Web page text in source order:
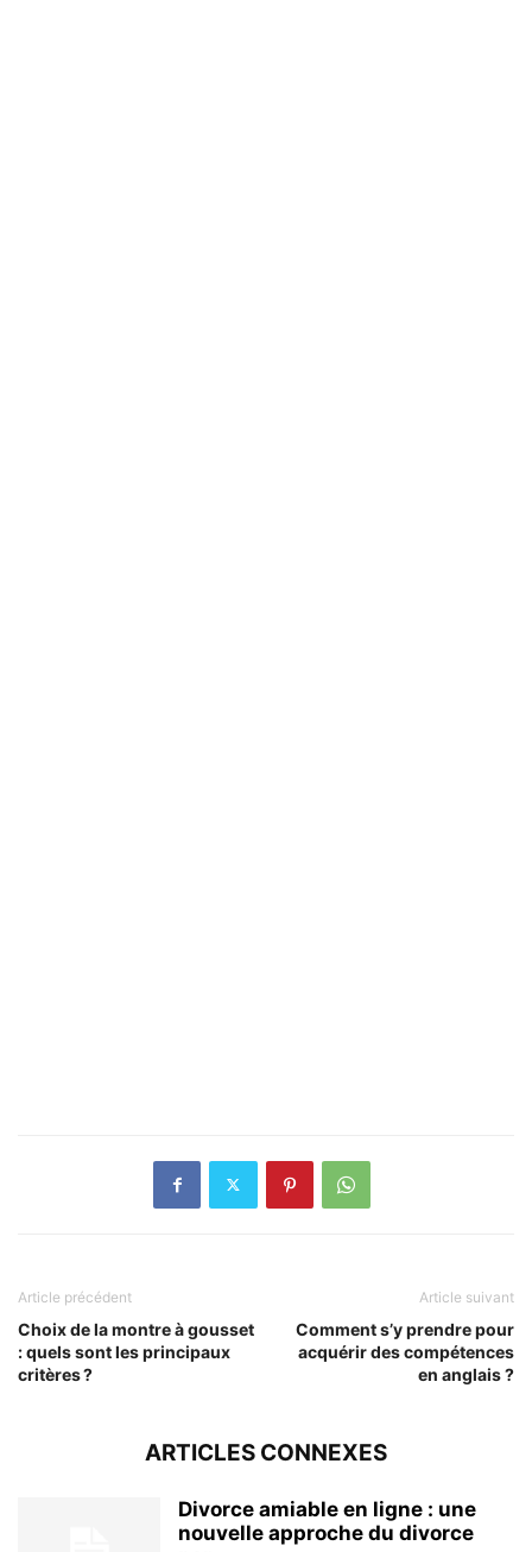
Article précédent
Choix de la montre à gousset
: quels sont les principaux
critères ?
Article suivant
Comment s’y prendre pour
acquérir des compétences
en anglais ?
ARTICLES CONNEXES
Divorce amiable en ligne : une
nouvelle approche du divorce